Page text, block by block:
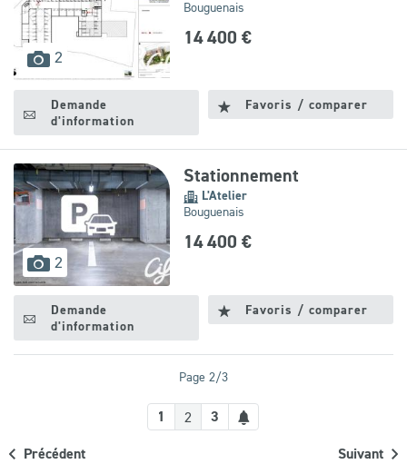
2 images
disponibles
Bouguenais
14 400 €
Demande
d'information
Favoris / comparer
2 images
disponibles
Stationnement
L'Atelier
Bouguenais
14 400 €
Demande
d'information
Favoris / comparer
Page 2/3
Précédent
1 2 3
Créer
une
Suivant